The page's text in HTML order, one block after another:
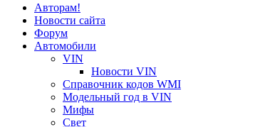
Авторам!
Новости сайта
Форум
Автомобили
VIN
Новости VIN
Справочник кодов WMI
Модельный год в VIN
Мифы
Свет